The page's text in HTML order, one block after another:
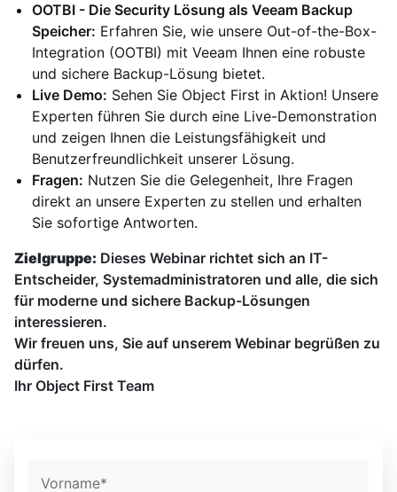
OOTBI - Die Security Lösung als Veeam Backup
Speicher: Erfahren Sie, wie unsere Out-of-the-Box-
Integration (OOTBI) mit Veeam Ihnen eine robuste
und sichere Backup-Lösung bietet.
Live Demo: Sehen Sie Object First in Aktion! Unsere
Experten führen Sie durch eine Live-Demonstration
und zeigen Ihnen die Leistungsfähigkeit und
Benutzerfreundlichkeit unserer Lösung.
Fragen: Nutzen Sie die Gelegenheit, Ihre Fragen
direkt an unsere Experten zu stellen und erhalten
Sie sofortige Antworten.
Zielgruppe: Dieses Webinar richtet sich an IT-
Entscheider, Systemadministratoren und alle, die sich
für moderne und sichere Backup-Lösungen
interessieren.
Wir freuen uns, Sie auf unserem Webinar begrüßen zu
dürfen.
Ihr Object First Team
Vorname*